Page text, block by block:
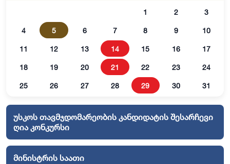
1 2 3
4 5 6 7 8 9 10
11 12 13 14 15 16 17
18 19 20 21 22 23 24
25 26 27 28 29 30 31
უსკოს თავმჯდომარეობის კანდიდატის შესარჩევი
ღია კონკურსი
მინისტრის საათი